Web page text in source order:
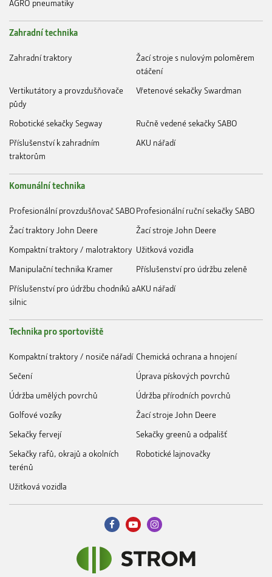
AGRO pneumatiky
Zahradní technika
Zahradní traktory
Žací stroje s nulovým poloměrem
otáčení
Vertikutátory a provzdušňovače
půdy
Vřetenové sekačky Swardman
Robotické sekačky Segway
Ručně vedené sekačky SABO
Příslušenství k zahradním
traktorům
AKU nářadí
Komunální technika
Profesionální provzdušňovač SABOProfesionální ruční sekačky SABO
Žací traktory John Deere
Žací stroje John Deere
Kompaktní traktory / malotraktory Užitková vozidla
Manipulační technika Kramer
Příslušenství pro údržbu zeleně
Příslušenství pro údržbu chodníků a
silnic
AKU nářadí
Technika pro sportoviště
Kompaktní traktory / nosiče nářadí Chemická ochrana a hnojení
Sečení
Úprava pískových povrchů
Údržba umělých povrchů
Údržba přírodních povrchů
Golfové vozíky
Žací stroje John Deere
Sekačky fervejí
Sekačky greenů a odpališť
Sekačky rafů, okrajů a okolních
terénů
Robotické lajnovačky
Užitková vozidla